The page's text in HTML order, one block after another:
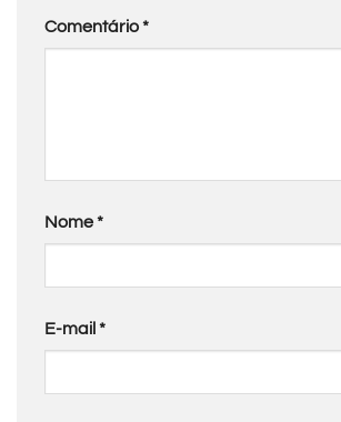
Comentário*
Nome*
E-mail *